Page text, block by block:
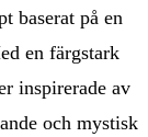
baserat på en
en färgstark
inspirerade av
och mystisk